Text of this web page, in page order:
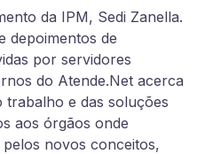
da IPM, Sedi Zanella.
depoimentos de
por servidores
do Atende.Net acerca
trabalho e das soluções
aos órgãos onde
novos conceitos,